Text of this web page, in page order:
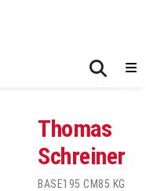
Thomas
Schreiner
BASE195 CM85 KG